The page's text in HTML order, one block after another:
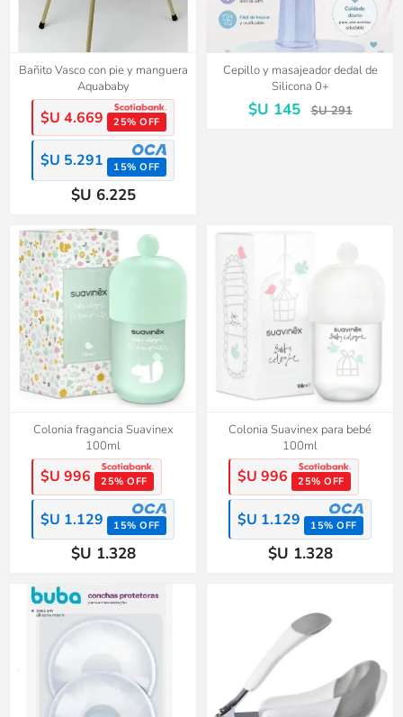
Bañito Vasco con pie y manguera
Aquababy
$U 4.669 25% OFF
$U 5.291 15% OFF
$U 6.225
Cepillo y masajeador dedal de
Silicona 0+
$U 145 $U 291
Colonia fragancia Suavinex
100ml
$U 996 25% OFF
$U 1.129 15% OFF
$U 1.328
Colonia Suavinex para bebé
100ml
$U 996 25% OFF
$U 1.129 15% OFF
$U 1.328